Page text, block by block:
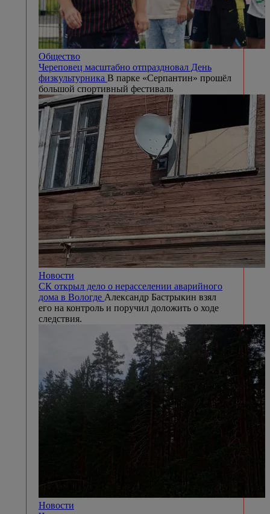
Общество
Череповец масштабно отпраздновал День
физкультурника В парке «Серпантин» прошёл
большой спортивный фестиваль
Новости
СК открыл дело о нерасселении аварийного
дома в Вологде Александр Бастрыкин взял
его на контроль и поручил доложить о ходе
следствия.
Новости